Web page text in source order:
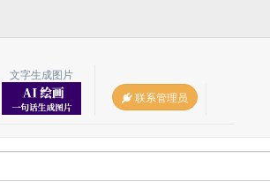
文字生成图片
联系管理员